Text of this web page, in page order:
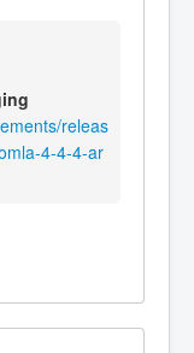
releas
4-4-4-ar